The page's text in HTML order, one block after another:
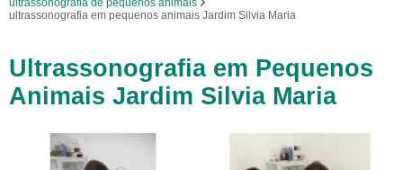
ultrassonografia de pequenos animais
ultrassonografia em pequenos animais Jardim Silvia Maria
Ultrassonografia em Pequenos
Animais Jardim Silvia Maria